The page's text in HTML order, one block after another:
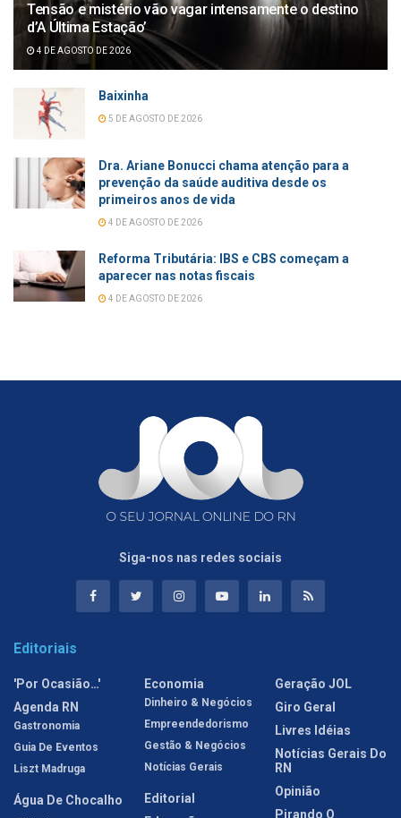
Tensão e mistério vão vagar intensamente o destino
d’A Última Estação’
4 DE AGOSTO DE 2026
Baixinha
5 DE AGOSTO DE 2026
Dra. Ariane Bonucci chama atenção para a
prevenção da saúde auditiva desde os
primeiros anos de vida
4 DE AGOSTO DE 2026
Reforma Tributária: IBS e CBS começam a
aparecer nas notas fiscais
4 DE AGOSTO DE 2026
Siga-nos nas redes sociais
Editoriais
'Por Ocasião…'
Agenda RN
Gastronomia
Guia De Eventos
Liszt Madruga
Água De Chocalho
Economia
Dinheiro & Negócios
Empreendedorismo
Gestão & Negócios
Notícias Gerais
Editorial
Geração JOL
Giro Geral
Livres Idéias
Notícias Gerais Do
RN
Opinião
Pirando O